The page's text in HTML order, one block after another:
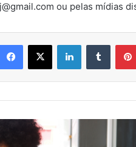
ou pelas mídias
Facebook
X LinkedinTumblr